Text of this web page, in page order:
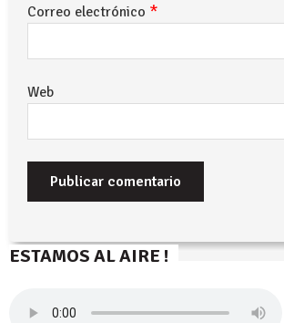
Correo electrónico *
Web
ESTAMOS AL AIRE !